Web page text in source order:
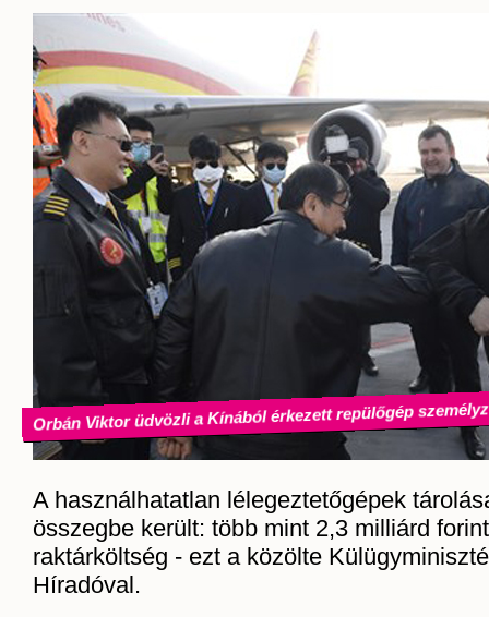
Orbán Viktor üdvözli a Kínából érkezett repülőgép
A használhatatlan lélegeztetőgépek
összegbe került: több mint 2,3 milliárd
raktárköltség - ezt a közölte
Híradóval.